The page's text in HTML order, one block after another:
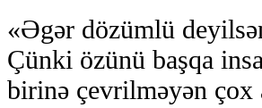
«Əgər dözümlü
Çünki özünü başqa
birinə çevrilməyən çox